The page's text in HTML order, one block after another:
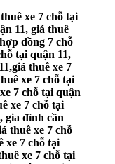
xe 7 chỗ tại
11, giá thuê
đồng 7 chỗ
tại quận 11,
thuê xe 7
xe 7 chỗ tại
7 chỗ tại quận
xe 7 chỗ tại
gia đình cần
thuê xe 7 chỗ
xe 7 chỗ tại
xe 7 chỗ tại